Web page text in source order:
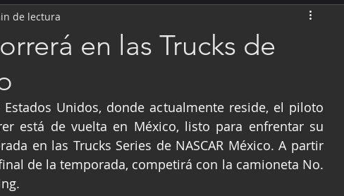
3 Nauticopa FIA TCR Fórmula 2
en las Trucks de
de lectura
Unidos, donde actualmente reside, el piloto
está de vuelta en México, listo para enfrentar su
en las Trucks Series de NASCAR México. A partir
de la temporada, competirá con la camioneta No.